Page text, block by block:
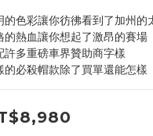
的色彩讓你彷彿看到了加州的
的熱血讓你想起了激昂的賽場
許多重磅車界贊助商字樣
的必殺帽款除了買單還能怎樣